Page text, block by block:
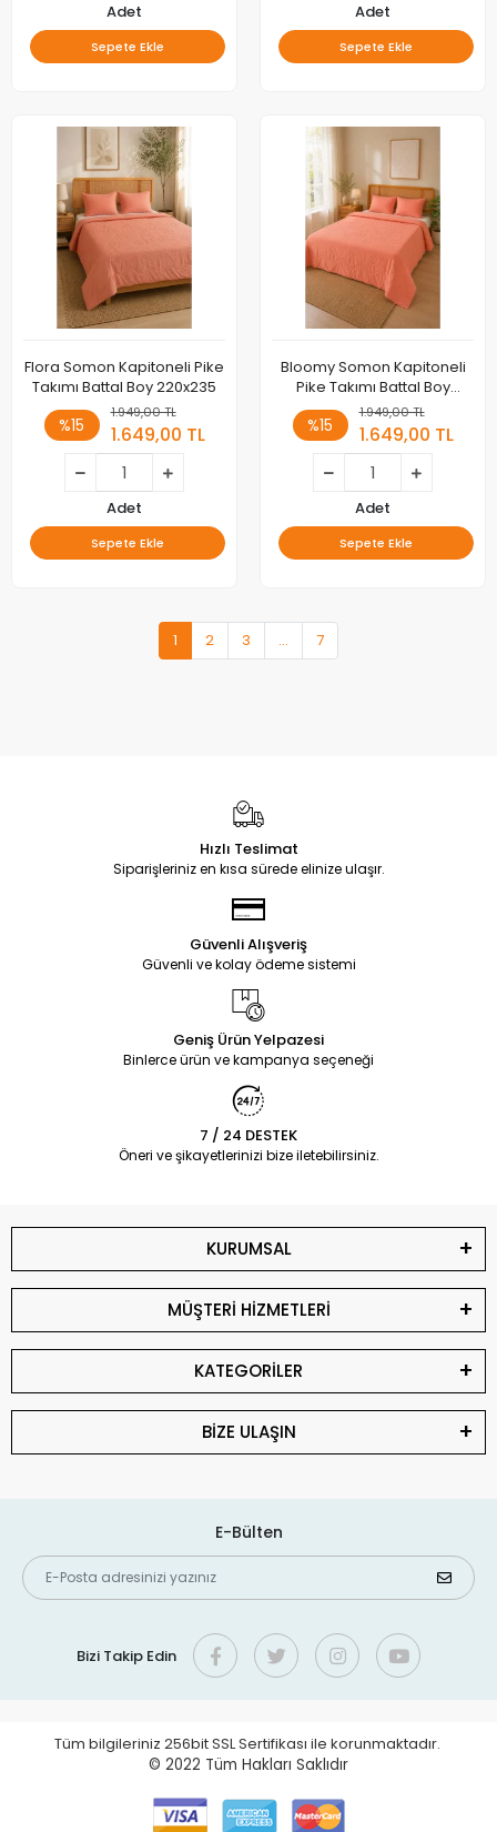
Adet
Sepete Ekle
Adet
Sepete Ekle
Flora Somon Kapitoneli Pike
Takımı Battal Boy 220x235
%15
1.949,00 TL
1.649,00 TL
Adet
Sepete Ekle
Bloomy Somon Kapitoneli
Pike Takımı Battal Boy
220x235 2 Yastık Alezi
%15
1.949,00 TL
1.649,00 TL
Adet
Sepete Ekle
1 2 3 ... 7
Hızlı Teslimat
Siparişleriniz en kısa sürede elinize ulaşır.
Güvenli Alışveriş
Güvenli ve kolay ödeme sistemi
Geniş Ürün Yelpazesi
Binlerce ürün ve kampanya seçeneği
7 / 24 DESTEK
Öneri ve şikayetlerinizi bize iletebilirsiniz.
KURUMSAL
MÜŞTERİ HİZMETLERİ
KATEGORİLER
BİZE ULAŞIN
E-Bülten
Bizi Takip Edin
Tüm bilgileriniz 256bit SSL Sertifikası ile korunmaktadır.
© 2022 Tüm Hakları Saklıdır